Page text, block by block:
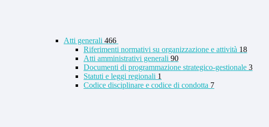
Atti generali 466
Riferimenti normativi su organizzazione e attività 18
Atti amministrativi generali 90
Documenti di programmazione strategico-gestionale 3
Statuti e leggi regionali 1
Codice disciplinare e codice di condotta 7